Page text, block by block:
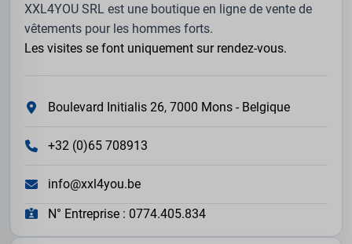
XXL4YOU SRL est une boutique en ligne de vente de
vêtements pour les hommes forts.
Les visites se font uniquement sur rendez-vous.
Boulevard Initialis 26, 7000 Mons - Belgique
+32 (0)65 708913
info@xxl4you.be
N° Entreprise : 0774.405.834